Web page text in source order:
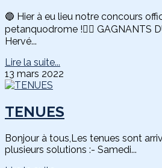
🔵 Hier à eu lieu notre concours
petanquodrome !👉🏻 GAGNANTS
Hervé...
Lire la suite...
13 mars 2022
TENUES
Bonjour à tous,Les tenues sont
plusieurs solutions :- Samedi...